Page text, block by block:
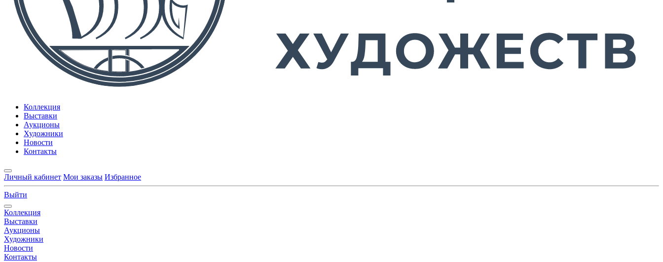
Коллекция
Выставки
Аукционы
Художники
Новости
Контакты
Личный кабинет Мои заказы Избранное
Выйти
Коллекция
Выставки
Аукционы
Художники
Новости
Контакты